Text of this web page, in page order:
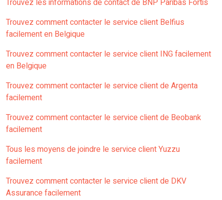
Trouvez les informations de contact de BNP Paribas Fortis
Trouvez comment contacter le service client Belfius
facilement en Belgique
Trouvez comment contacter le service client ING facilement
en Belgique
Trouvez comment contacter le service client de Argenta
facilement
Trouvez comment contacter le service client de Beobank
facilement
Tous les moyens de joindre le service client Yuzzu
facilement
Trouvez comment contacter le service client de DKV
Assurance facilement